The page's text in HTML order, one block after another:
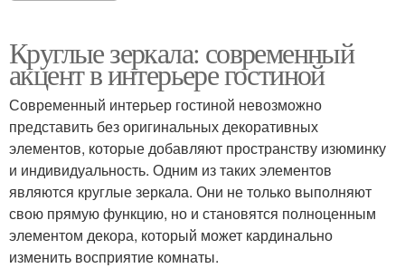
Круглые зеркала: современный
акцент в интерьере гостиной
Современный интерьер гостиной невозможно
представить без оригинальных декоративных
элементов, которые добавляют пространству изюминку
и индивидуальность. Одним из таких элементов
являются круглые зеркала. Они не только выполняют
свою прямую функцию, но и становятся полноценным
элементом декора, который может кардинально
изменить восприятие комнаты.